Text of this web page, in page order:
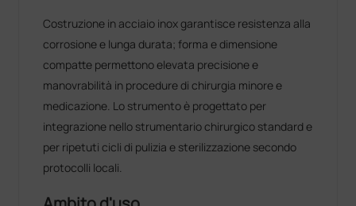
Costruzione in acciaio inox garantisce resistenza alla
corrosione e lunga durata; forma e dimensione
compatte permettono elevata precisione e
manovrabilità in procedure di chirurgia minore e
medicazione. Lo strumento è progettato per
integrazione nello strumentario chirurgico standard e
per ripetuti cicli di pulizia e sterilizzazione secondo
protocolli locali.